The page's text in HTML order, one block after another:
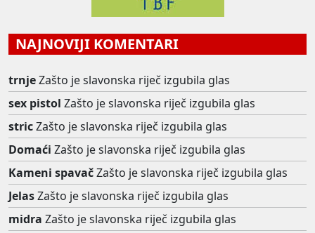
NAJNOVIJI KOMENTARI
trnjeZašto je slavonska riječ izgubila glas
sex pistol Zašto je slavonska riječ izgubila glas
stricZašto je slavonska riječ izgubila glas
Domaći Zašto je slavonska riječ izgubila glas
Kameni spavačZašto je slavonska riječ izgubila glas
JelasZašto je slavonska riječ izgubila glas
midra Zašto je slavonska riječ izgubila glas